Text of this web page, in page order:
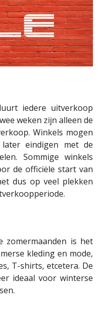
iedere uitverkoop
weken zijn alleen de
Winkels mogen
eindigen met de
Sommige winkels
de officiële start van
dus op veel plekken
zomermaanden is het
kleding en mode,
T-shirts, etcetera. De
ideaal voor winterse